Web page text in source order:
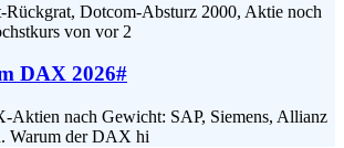
Rückgrat, Dotcom-Absturz 2000, Aktie noch
von vor 2
DAX 2026#
Aktien nach Gewicht: SAP, Siemens, Allianz
Warum der DAX hi